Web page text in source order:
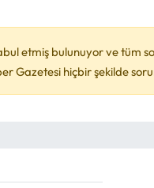
etmiş bulunuyor ve tüm
Gazetesi hiçbir şekilde